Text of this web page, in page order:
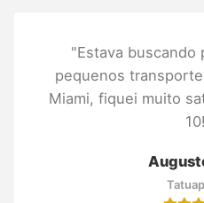
"Estava buscando
pequenos
Miami, fiquei muito